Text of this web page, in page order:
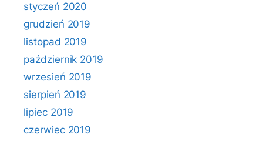
styczeń 2020
grudzień 2019
listopad 2019
październik 2019
wrzesień 2019
sierpień 2019
lipiec 2019
czerwiec 2019